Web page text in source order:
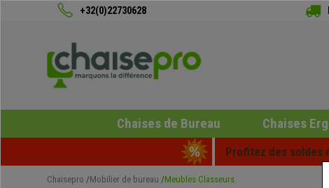
+32(0)22730628
Chaises de Bureau Chaises
Profitez des soldes
Chaisepro Mobilier de bureau Meubles Classeurs